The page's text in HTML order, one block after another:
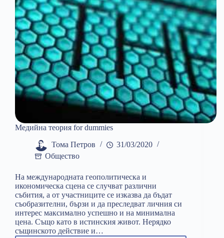
Медийна теория for dummies
Тома Петров
31/03/2020
Общество
На международната геополитическа и
икономическа сцена се случват различни
събития, а от участниците се изказва да бъдат
съобразителни, бързи и да преследват личния си
интерес максимално успешно и на минимална
цена. Също като в истинския живот. Нерядко
същинското действие и…